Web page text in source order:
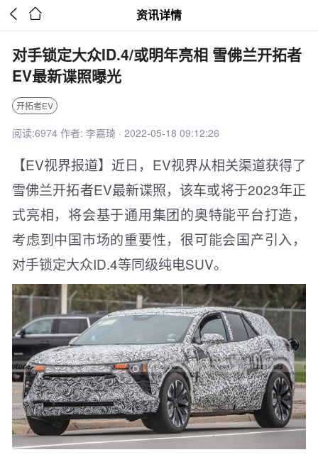
  资讯详情
对手锁定大众ID.4/或明年亮相 雪佛兰开拓者
EV最新谍照曝光
开拓者EV
阅读:6974 作者: 李嘉琦 · 2022-05-18 09:12:26
【EV视界报道】近日，EV视界从相关渠道获得了
雪佛兰开拓者EV最新谍照，该车或将于2023年正
式亮相，将会基于通用集团的奥特能平台打造，
考虑到中国市场的重要性，很可能会国产引入，
对手锁定大众ID.4等同级纯电SUV。